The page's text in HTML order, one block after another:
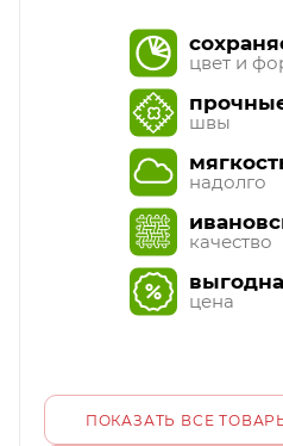
цвет и
швы
надолго
качество
цена
ПОКАЗАТЬ ВСЕ